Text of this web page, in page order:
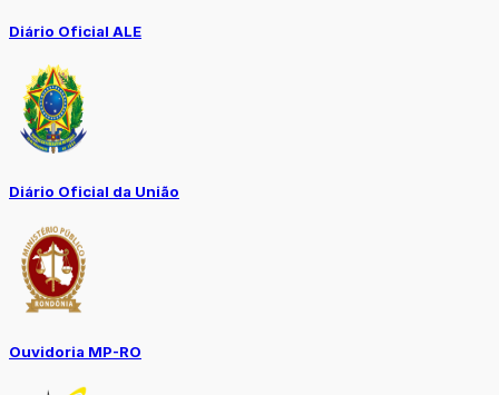
Diário Oficial ALE
Diário Oficial da União
Ouvidoria MP-RO